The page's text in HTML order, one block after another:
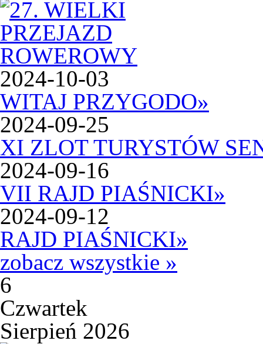
2024-10-03
WITAJ PRZYGODO»
2024-09-25
XI ZLOT TURYSTÓW
2024-09-16
VII RAJD PIAŚNICKI»
2024-09-12
RAJD PIAŚNICKI»
zobacz wszystkie »
6
Czwartek
Sierpień 2026